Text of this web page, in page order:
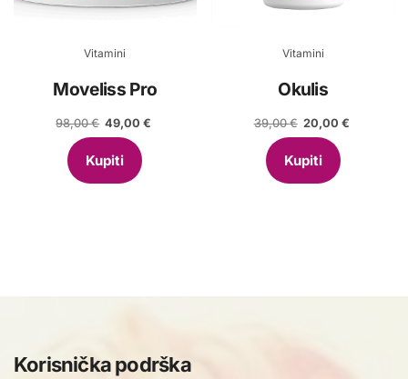
Vitamini
Moveliss Pro
98,00€ Izvorna
cijena
bila
je:
98,00 €.
49,00€
Kupiti
Vitamini
Okulis
39,00€ Izvorna
cijena
bila
je:
39,00 €.
20,00 €
Kupiti
Korisnička podrška